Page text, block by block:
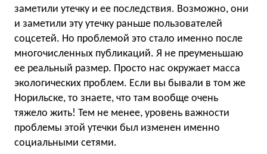
заметили утечку и ее последствия. Возможно, они
и заметили эту утечку раньше пользователей
соцсетей. Но проблемой это стало именно после
многочисленных публикаций. Я не преуменьшаю
ее реальный размер. Просто нас окружает масса
экологических проблем. Если вы бывали в том же
Норильске, то знаете, что там вообще очень
тяжело жить! Тем не менее, уровень важности
проблемы этой утечки был изменен именно
социальными сетями.